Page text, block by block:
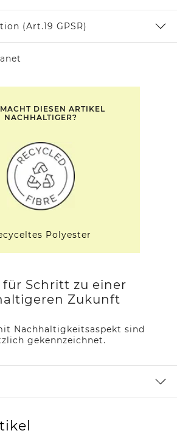
(Art.19 GPSR)
DIESEN ARTIKEL
NACHHALTIGER?
Polyester
Schritt zu einer
Zukunft
Nachhaltigkeitsaspekt sind
gekennzeichnet.